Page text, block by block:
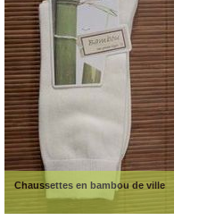
Chaussettes en bambou de ville